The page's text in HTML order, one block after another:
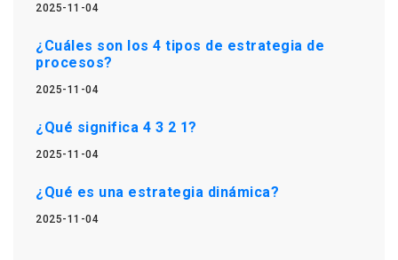
2025-11-04
¿Cuáles son los 4 tipos de estrategia de
procesos?
2025-11-04
¿Qué significa 4 3 2 1?
2025-11-04
¿Qué es una estrategia dinámica?
2025-11-04